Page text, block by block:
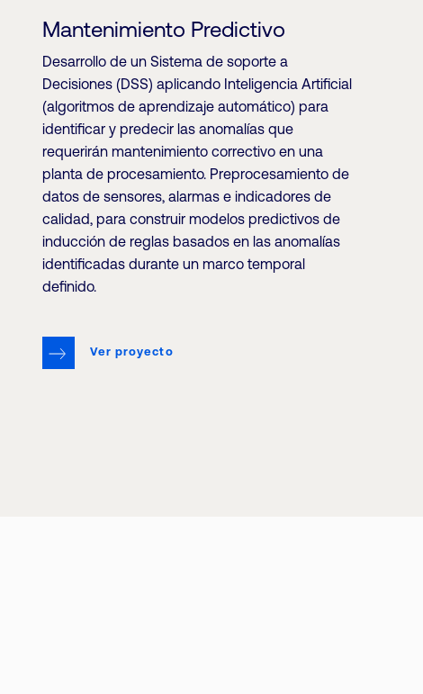
Mantenimiento Predictivo
Desarrollo de un Sistema de soporte a
Decisiones (DSS) aplicando Inteligencia Artificial
(algoritmos de aprendizaje automático) para
identificar y predecir las anomalías que
requerirán mantenimiento correctivo en una
planta de procesamiento. Preprocesamiento de
datos de sensores, alarmas e indicadores de
calidad, para construir modelos predictivos de
inducción de reglas basados en las anomalías
identificadas durante un marco temporal
definido.
Ver proyecto